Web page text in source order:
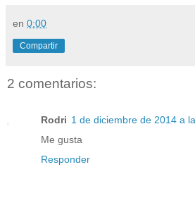
en 0:00
Compartir
2 comentarios:
Rodri 1 de diciembre de 2014 a
Me gusta
Responder